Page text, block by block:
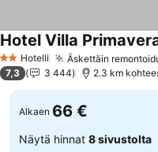
2 Tähtiluokitus
Hotelli Äskettäin
Hotel Villa
7,3 3 444 2.3 km
Alkaen 66 €
Näytä hinnat 8 sivustolta